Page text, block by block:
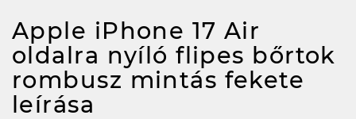
Apple iPhone 17 Air
oldalra nyíló flipes bőrtok
rombusz mintás fekete
leírása